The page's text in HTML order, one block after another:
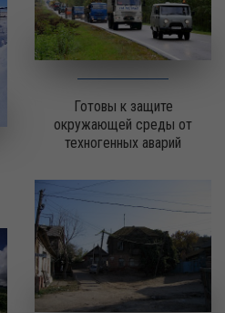
Готовы к защите
окружающей среды от
техногенных аварий